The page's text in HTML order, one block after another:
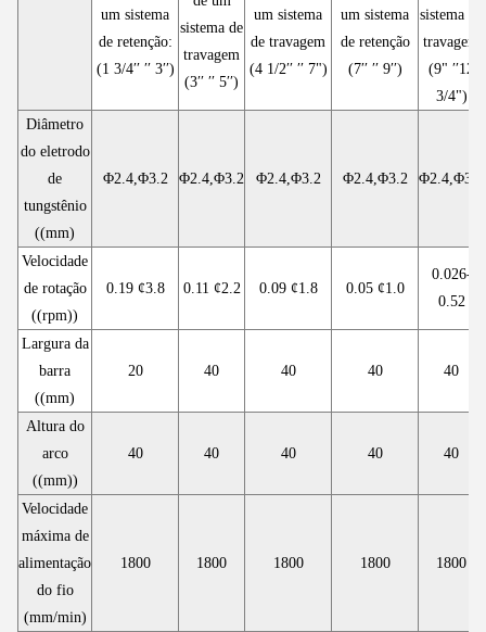
um sistema
de retenção:
(1 3/4′′ ′′ 3′′)
sistema de
travagem
(3′′ ′′ 5′′)
um sistema
de travagem
(4 1/2′′ ′′ 7")
um sistema
de retenção
(7′′ ′′ 9′′)
sistema de
travagem
(9" ′′12
3/4")
Diâmetro
do eletrodo
de
tungstênio
((mm)
Φ2.4,Φ3.2 Φ2.4,Φ3.2 Φ2.4,Φ3.2 Φ2.4,Φ3.2 Φ2.4,Φ3.2
Velocidade
de rotação
((rpm))
0.19 ¢3.8 0.11 ¢2.2 0.09 ¢1.8 0.05 ¢1.0
0.026-
0.52
Largura da
barra
((mm)
20 40 40 40 40
Altura do
arco
((mm))
40 40 40 40 40
Velocidade
máxima de
alimentação
do fio
(mm/min)
1800 1800 1800 1800 1800